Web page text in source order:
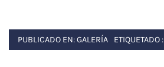
PUBLICADO EN:GALERÍA ETIQUETADO :